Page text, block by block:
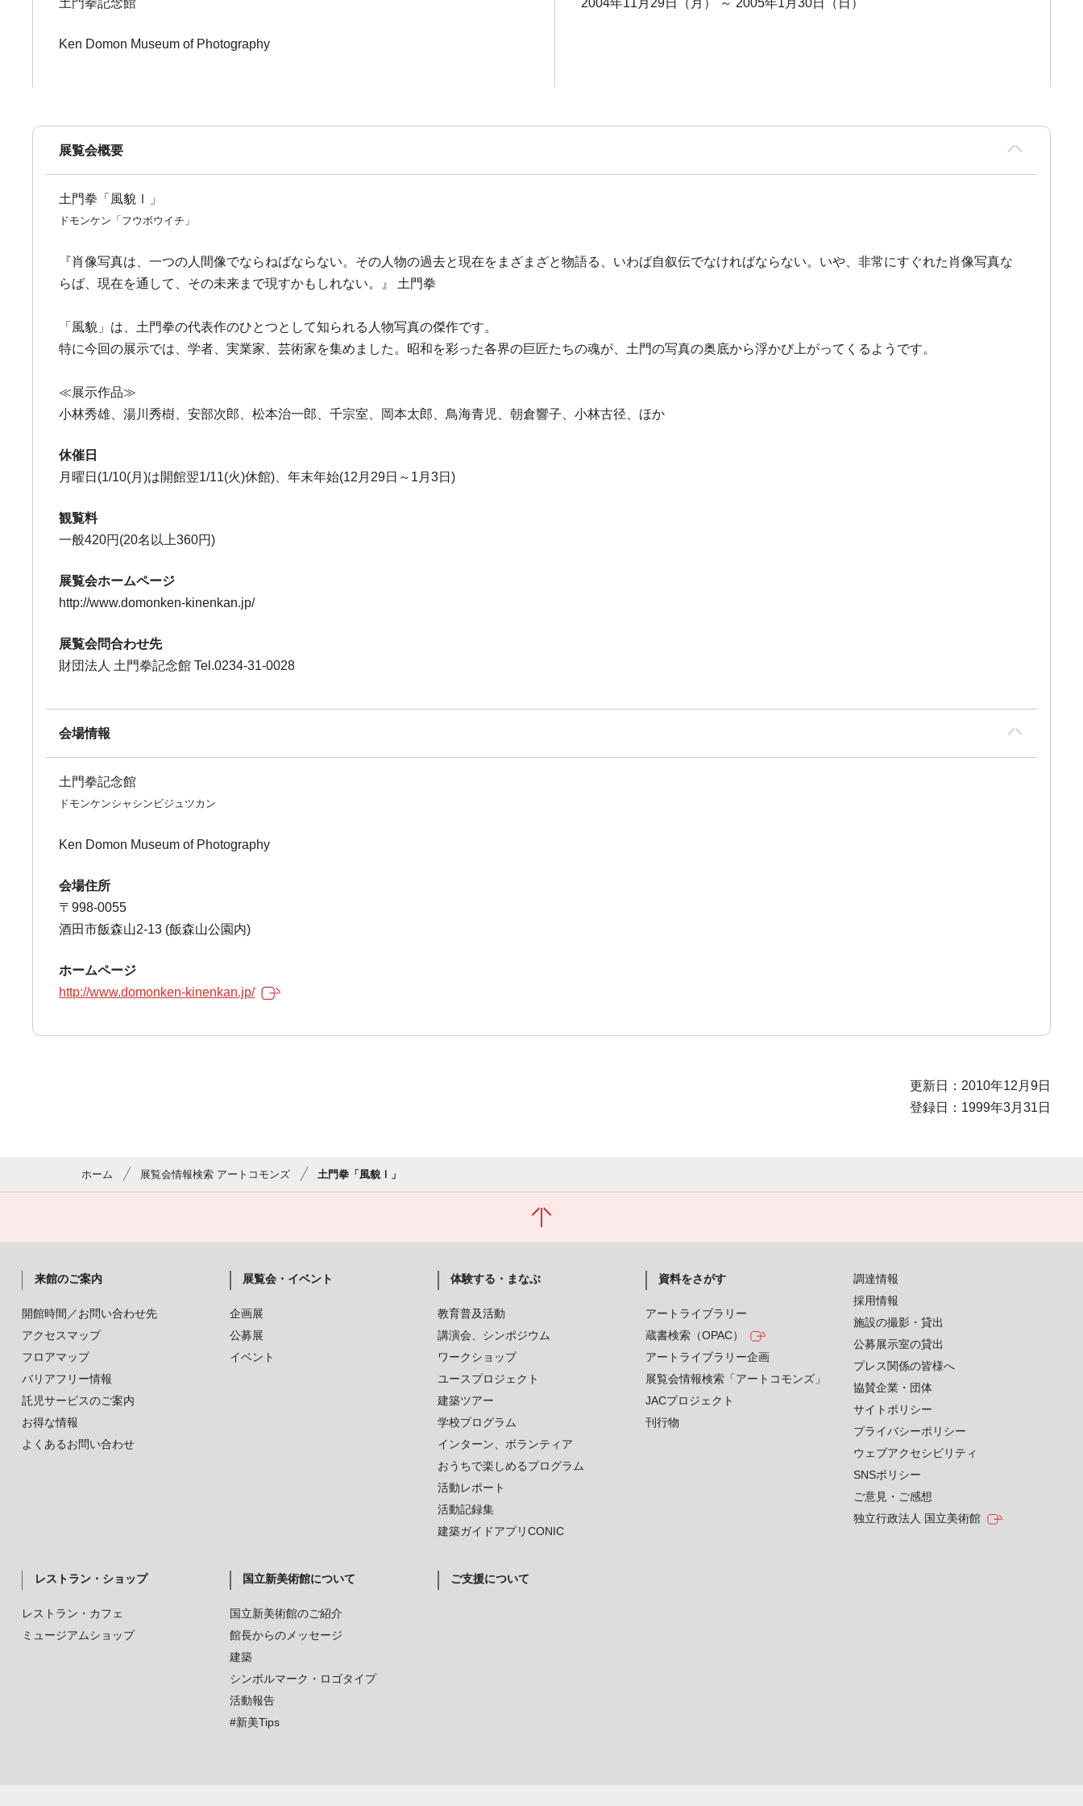
土門拳記念館
Ken Domon Museum of Photography
2004年11月29日（月） ～ 2005年1月30日（日）
展覧会概要
土門拳「風貌Ⅰ」
ドモンケン「フウボウイチ」
『肖像写真は、一つの人間像でならねばならない。その人物の過去と現在をまざまざと物語る、いわば自叙伝でなければならない。いや、非常にすぐれた肖像写真な
らば、現在を通して、その未来まで現すかもしれない。』 土門拳
「風貌」は、土門拳の代表作のひとつとして知られる人物写真の傑作です。
特に今回の展示では、学者、実業家、芸術家を集めました。昭和を彩った各界の巨匠たちの魂が、土門の写真の奥底から浮かび上がってくるようです。
≪展示作品≫
小林秀雄、湯川秀樹、安部次郎、松本治一郎、千宗室、岡本太郎、鳥海青児、朝倉響子、小林古径、ほか
休催日
月曜日(1/10(月)は開館翌1/11(火)休館)、年末年始(12月29日～1月3日)
観覧料
一般420円(20名以上360円)
展覧会ホームページ
http://www.domonken-kinenkan.jp/
展覧会問合わせ先
財団法人 土門拳記念館 Tel.0234-31-0028
会場情報
土門拳記念館
ドモンケンシャシンビジュツカン
Ken Domon Museum of Photography
会場住所
〒998-0055
酒田市飯森山2-13 (飯森山公園内)
ホームページ
http://www.domonken-kinenkan.jp/
更新日：2010年12月9日
登録日：1999年3月31日
ホーム 展覧会情報検索 アートコモンズ 土門拳「風貌Ⅰ」
来館のご案内
開館時間／お問い合わせ先
アクセスマップ
フロアマップ
バリアフリー情報
託児サービスのご案内
お得な情報
よくあるお問い合わせ
展覧会・イベント
企画展
公募展
イベント
体験する・まなぶ
教育普及活動
講演会、シンポジウム
ワークショップ
ユースプロジェクト
建築ツアー
学校プログラム
インターン、ボランティア
おうちで楽しめるプログラム
活動レポート
活動記録集
建築ガイドアプリCONIC
資料をさがす
アートライブラリー
蔵書検索（OPAC）
アートライブラリー企画
展覧会情報検索「アートコモンズ」
JACプロジェクト
刊行物
レストラン・ショップ
レストラン・カフェ
ミュージアムショップ
国立新美術館について
国立新美術館のご紹介
館長からのメッセージ
建築
シンボルマーク・ロゴタイプ
活動報告
#新美Tips
ご支援について
調達情報
採用情報
施設の撮影・貸出
公募展示室の貸出
プレス関係の皆様へ
協賛企業・団体
サイトポリシー
プライバシーポリシー
ウェブアクセシビリティ
SNSポリシー
ご意見・ご感想
独立行政法人 国立美術館